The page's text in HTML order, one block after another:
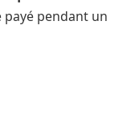
payé pendant un